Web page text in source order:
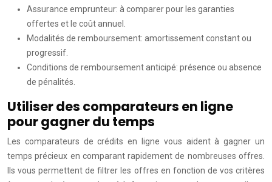
Assurance emprunteur: à comparer pour les garanties
offertes et le coût annuel.
Modalités de remboursement: amortissement constant ou
progressif.
Conditions de remboursement anticipé: présence ou absence
de pénalités.
Utiliser des comparateurs en ligne
pour gagner du temps
Les comparateurs de crédits en ligne vous aident à gagner un
temps précieux en comparant rapidement de nombreuses offres.
Ils vous permettent de filtrer les offres en fonction de vos critères